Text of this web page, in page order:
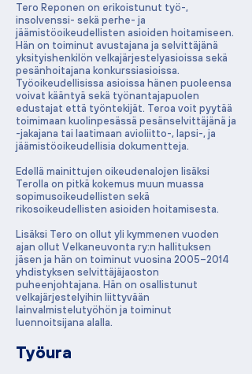
Tero Reponen on erikoistunut työ-,
insolvenssi- sekä perhe- ja
jäämistöoikeudellisten asioiden hoitamiseen.
Hän on toiminut avustajana ja selvittäjänä
yksityishenkilön velkajärjestelyasioissa sekä
pesänhoitajana konkurssiasioissa.
Työoikeudellisissa asioissa hänen puoleensa
voivat kääntyä sekä työnantajapuolen
edustajat että työntekijät. Teroa voit pyytää
toimimaan kuolinpesässä pesänselvittäjänä ja
-jakajana tai laatimaan avioliitto-, lapsi-, ja
jäämistöoikeudellisia dokumentteja.
Edellä mainittujen oikeudenalojen lisäksi
Terolla on pitkä kokemus muun muassa
sopimusoikeudellisten sekä
rikosoikeudellisten asioiden hoitamisesta.
Lisäksi Tero on ollut yli kymmenen vuoden
ajan ollut Velkaneuvonta ry:n hallituksen
jäsen ja hän on toiminut vuosina 2005–2014
yhdistyksen selvittäjäjaoston
puheenjohtajana. Hän on osallistunut
velkajärjestelyihin liittyvään
lainvalmistelutyöhön ja toiminut
luennoitsijana alalla.
Työura